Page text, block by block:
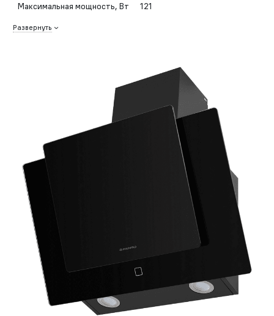
Максимальная мощность, Вт 121
Развернуть